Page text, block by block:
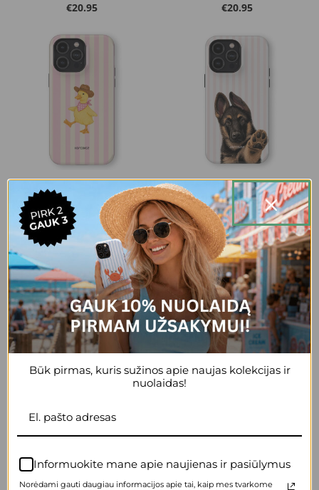
€20.95 €20.95
€20.95
Alpha
€20.95
€20.95
Ollie
€20.95
Date
€20.95
Gentle
€20.95
Basking
Būk pirmas, kuris sužinos apie naujas kolekcijas ir
nuolaidas!
Informuokite mane apie naujienas ir pasiūlymus
Norėdami gauti daugiau informacijos apie tai, kaip mes tvarkome